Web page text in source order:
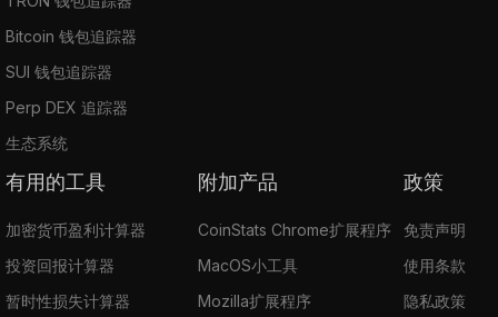
Bitcoin 钱包追踪器
SUI 钱包追踪器
Perp DEX 追踪器
生态系统
有用的工具
加密货币盈利计算器
投资回报计算器
暂时性损失计算器
附加产品
CoinStats Chrome扩展程序
MacOS小工具
Mozilla扩展程序
政策
免责声明
使用条款
隐私政策